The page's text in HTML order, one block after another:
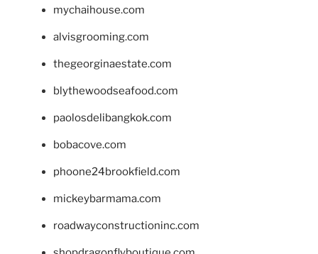
mychaihouse.com
alvisgrooming.com
thegeorginaestate.com
blythewoodseafood.com
paolosdelibangkok.com
bobacove.com
phoone24brookfield.com
mickeybarmama.com
roadwayconstructioninc.com